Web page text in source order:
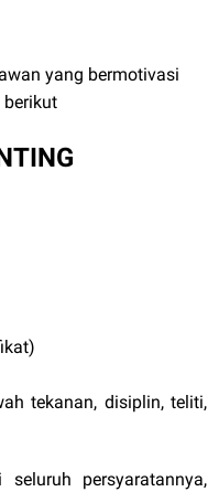
yang bermotivasi
tekanan, disiplin, teliti,
persyaratannya,